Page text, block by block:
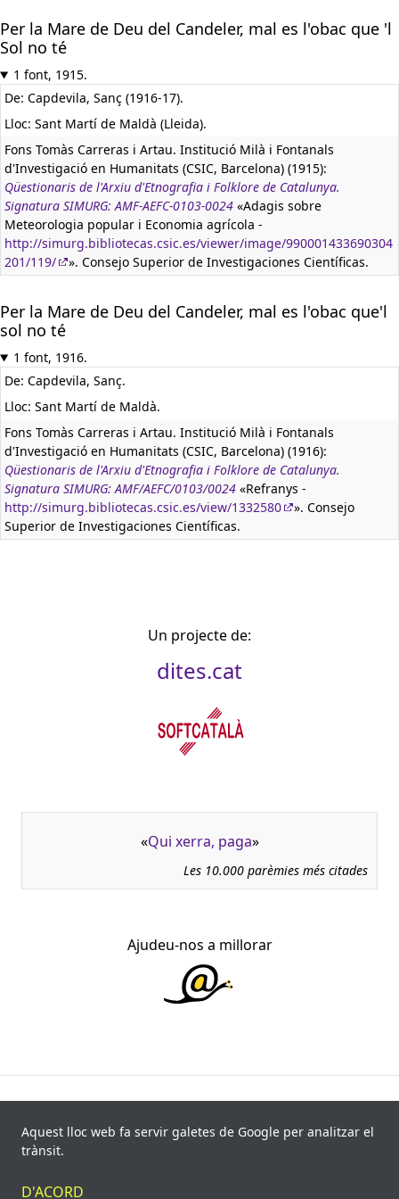
Per la Mare de Deu del Candeler, mal es l'obac que 'l
Sol no té
1 font, 1915.
De: Capdevila, Sanç (1916-17).
Lloc: Sant Martí de Maldà (Lleida).
Fons Tomàs Carreras i Artau. Institució Milà i Fontanals
d'Investigació en Humanitats (CSIC, Barcelona) (1915):
Qüestionaris de l'Arxiu d'Etnografia i Folklore de Catalunya.
Signatura SIMURG: AMF-AEFC-0103-0024 «Adagis sobre
Meteorologia popular i Economia agrícola -
http://simurg.bibliotecas.csic.es/viewer/image/990001433690304
201/119/
». Consejo Superior de Investigaciones Científicas.
Per la Mare de Deu del Candeler, mal es l'obac que'l
sol no té
1 font, 1916.
De: Capdevila, Sanç.
Lloc: Sant Martí de Maldà.
Fons Tomàs Carreras i Artau. Institució Milà i Fontanals
d'Investigació en Humanitats (CSIC, Barcelona) (1916):
Qüestionaris de l'Arxiu d'Etnografia i Folklore de Catalunya.
Signatura SIMURG: AMF/AEFC/0103/0024 «Refranys -
http://simurg.bibliotecas.csic.es/view/1332580
». Consejo
Superior de Investigaciones Científicas.
Un projecte de:
dites.cat
«Qui xerra, paga»
Les 10.000 parèmies més citades
Ajudeu-nos a millorar
recollides de 840 fonts i 8.113 informants. Última
Aquest lloc web fa servir galetes de Google per analitzar el
trànsit.
D'ACORD